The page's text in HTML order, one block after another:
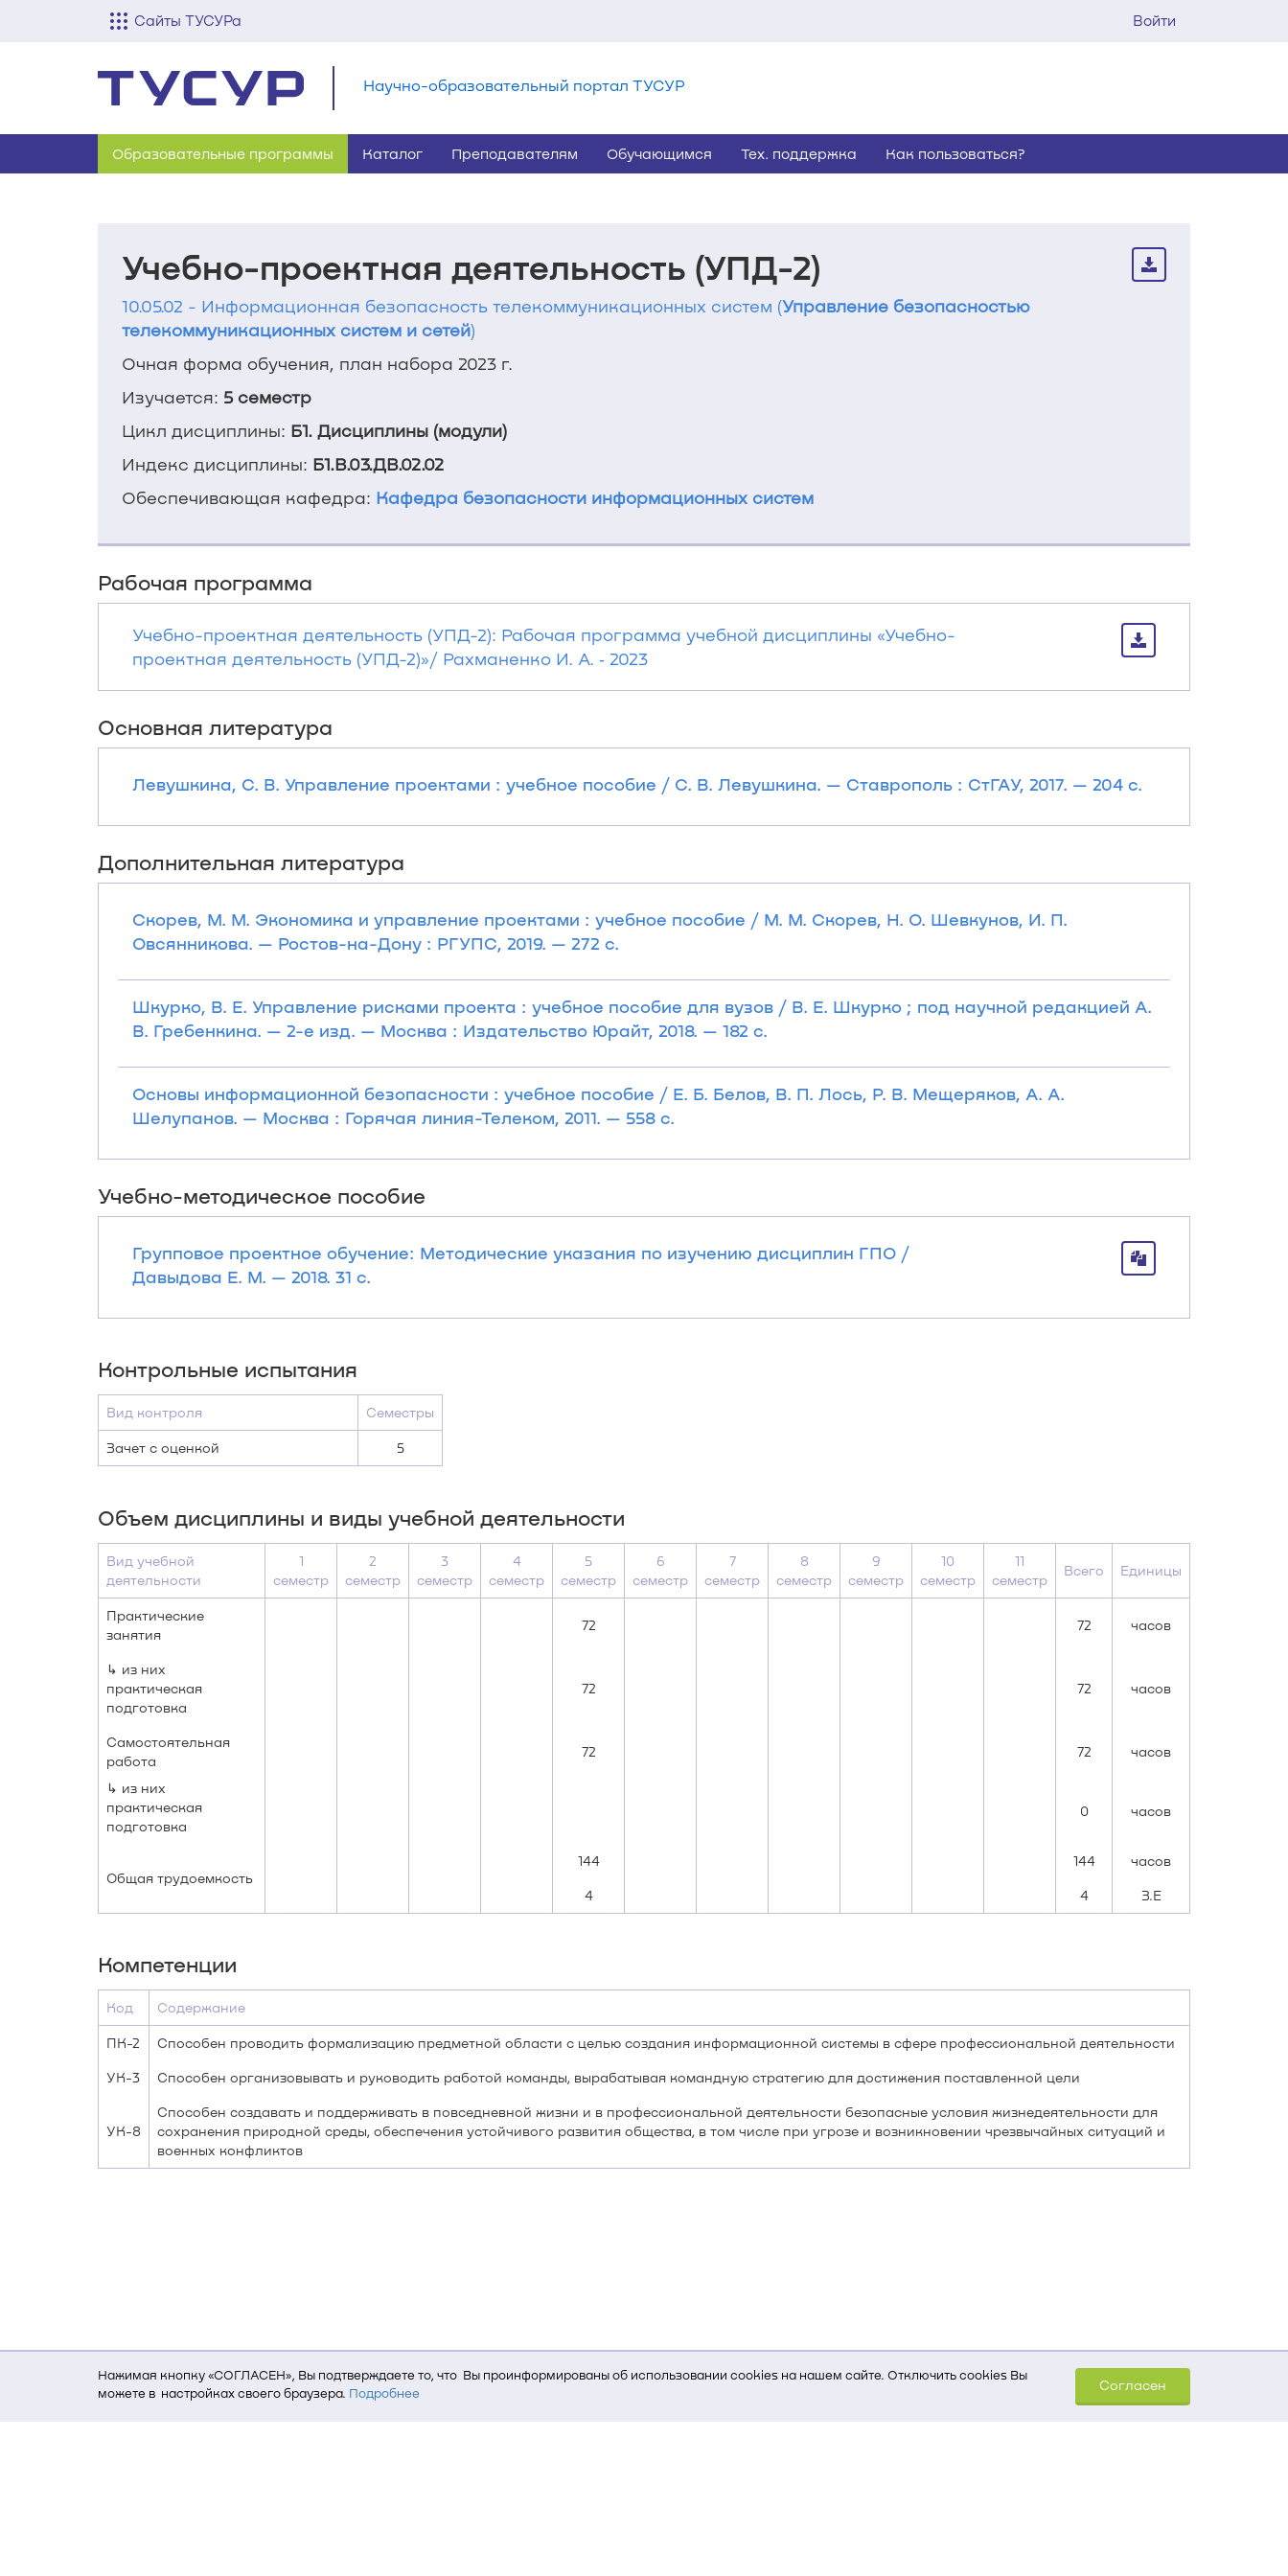
Сайты ТУСУРа Войти
Научно-образовательный портал ТУСУР
Образовательные программы Каталог Преподавателям Обучающимся Тех. поддержка Как пользоваться?
Нажимая кнопку «СОГЛАСЕН», Вы подтверждаете то, что Вы проинформированы об использовании cookies на нашем сайте. Отключить cookies Вы
можете в настройках своего браузера. Подробнее
Согласен
Учебно-проектная деятельность (УПД-2)
10.05.02 - Информационная безопасность телекоммуникационных систем (Управление безопасностью
телекоммуникационных систем и сетей)
Очная форма обучения, план набора 2023 г.
Изучается: 5 семестр
Цикл дисциплины: Б1. Дисциплины (модули)
Индекс дисциплины: Б1.В.03.ДВ.02.02
Обеспечивающая кафедра: Кафедра безопасности информационных систем
Рабочая программа
Учебно-проектная деятельность (УПД-2): Рабочая программа учебной дисциплины «Учебно-
проектная деятельность (УПД-2)»/ Рахманенко И. А. ‐ 2023
Основная литература
Левушкина, С. В. Управление проектами : учебное пособие / С. В. Левушкина. — Ставрополь : СтГАУ, 2017. — 204 с.
Дополнительная литература
Скорев, М. М. Экономика и управление проектами : учебное пособие / М. М. Скорев, Н. О. Шевкунов, И. П.
Овсянникова. — Ростов-на-Дону : РГУПС, 2019. — 272 с.
Шкурко, В. Е. Управление рисками проекта : учебное пособие для вузов / В. Е. Шкурко ; под научной редакцией А.
В. Гребенкина. — 2-е изд. — Москва : Издательство Юрайт, 2018. — 182 с.
Основы информационной безопасности : учебное пособие / Е. Б. Белов, В. П. Лось, Р. В. Мещеряков, А. А.
Шелупанов. — Москва : Горячая линия-Телеком, 2011. — 558 с.
Учебно-методическое пособие
Групповое проектное обучение: Методические указания по изучению дисциплин ГПО /
Давыдова Е. М. — 2018. 31 с.
Контрольные испытания
Вид контроля Семестры
Зачет с оценкой 5
Объем дисциплины и виды учебной деятельности
Вид учебной
деятельности
1
семестр
2
семестр
3
семестр
4
семестр
5
семестр
6
семестр
7
семестр
8
семестр
9
семестр
10
семестр
11
семестр
Всего Единицы
Практические
занятия
72 72 часов
↳ из них
практическая
подготовка
72 72 часов
Самостоятельная
работа
72 72 часов
↳ из них
практическая
подготовка
0 часов
Общая трудоемкость
144 144 часов
4 4 З.Е
Компетенции
Код Содержание
ПК-2 Способен проводить формализацию предметной области с целью создания информационной системы в сфере профессиональной деятельности
УК-3 Способен организовывать и руководить работой команды, вырабатывая командную стратегию для достижения поставленной цели
УК-8
Способен создавать и поддерживать в повседневной жизни и в профессиональной деятельности безопасные условия жизнедеятельности для
сохранения природной среды, обеспечения устойчивого развития общества, в том числе при угрозе и возникновении чрезвычайных ситуаций и
военных конфликтов